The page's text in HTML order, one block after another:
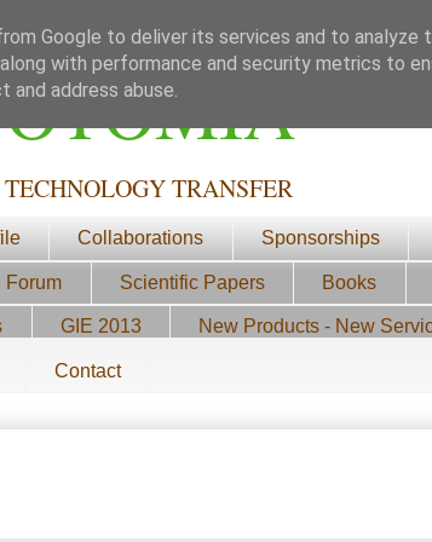
TRANSFER
Collaborations Sponsorships
Forum Scientific Papers Books
GIE 2013 New Products - New
Contact
Google to deliver its services and to analyze
with performance and security metrics to
address abuse.